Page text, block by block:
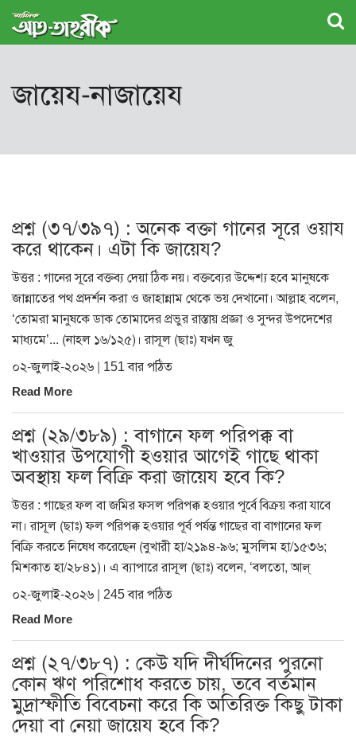
জায়েয-নাজায়েয
প্রশ্ন (৩৭/৩৯৭) : অনেক বক্তা গানের সূরে ওয়ায
করে থাকেন। এটা কি জায়েয?
উত্তর : গানের সূরে বক্তব্য দেয়া ঠিক নয়। বক্তব্যের উদ্দেশ্য হবে মানুষকে
জান্নাতের পথ প্রদর্শন করা ও জাহান্নাম থেকে ভয় দেখানো। আল্লাহ বলেন,
‘তোমরা মানুষকে ডাক তোমাদের প্রভুর রাস্তায় প্রজ্ঞা ও সুন্দর উপদেশের
মাধ্যমে’... (নাহল ১৬/১২৫)। রাসূল (ছাঃ) যখন জু
০২-জুলাই-২০২৬ | 151 বার পঠিত
Read More
প্রশ্ন (২৯/৩৮৯) : বাগানে ফল পরিপক্ক বা
খাওয়ার উপযোগী হওয়ার আগেই গাছে থাকা
অবস্থায় ফল বিক্রি করা জায়েয হবে কি?
উত্তর : গাছের ফল বা জমির ফসল পরিপক্ক হওয়ার পূর্বে বিক্রয় করা যাবে
না। রাসূল (ছাঃ) ফল পরিপক্ক হওয়ার পূর্ব পর্যন্ত গাছের বা বাগানের ফল
বিক্রি করতে নিষেধ করেছেন (বুখারী হা/২১৯৪-৯৬; মুসলিম হা/১৫৩৬;
মিশকাত হা/২৮৪১)। এ ব্যাপারে রাসূল (ছাঃ) বলেন, ‘বলতো, আল্
০২-জুলাই-২০২৬ | 245 বার পঠিত
Read More
প্রশ্ন (২৭/৩৮৭) : কেউ যদি দীর্ঘদিনের পুরনো
কোন ঋণ পরিশোধ করতে চায়, তবে বর্তমান
মুদ্রাস্ফীতি বিবেচনা করে কি অতিরিক্ত কিছু টাকা
দেয়া বা নেয়া জায়েয হবে কি?